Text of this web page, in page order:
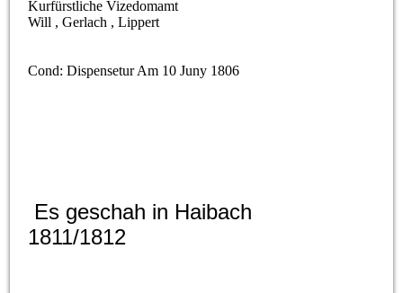
Kurfürstliche Vizedomamt
Will , Gerlach , Lippert
Cond: Dispensetur Am 10 Juny 1806
Es geschah in Haibach
1811/1812